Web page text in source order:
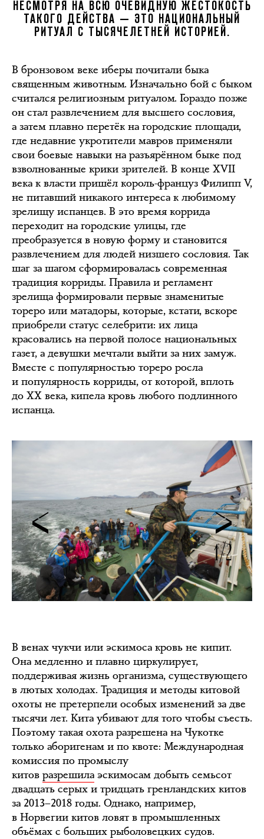
НЕСМОТРЯ НА ВСЮ ОЧЕВИДНУЮ ЖЕСТОКОСТЬ
ТАКОГО ДЕЙСТВА — ЭТО НАЦИОНАЛЬНЫЙ
РИТУАЛ С ТЫСЯЧЕЛЕТНЕЙ ИСТОРИЕЙ.
В бронзовом веке иберы почитали быка
священным животным. Изначально бой с быком
считался религиозным ритуалом. Гораздо позже
он стал развлечением для высшего сословия,
а затем плавно перетёк на городские площади,
где недавние укротители мавров применяли
свои боевые навыки на разъярённом быке под
взволнованные крики зрителей. В конце XVII
века к власти пришёл король-француз Филипп V,
не питавший никакого интереса к любимому
зрелищу испанцев. В это время коррида
переходит на городские улицы, где
преобразуется в новую форму и становится
развлечением для людей низшего сословия. Так
шаг за шагом сформировалась современная
традиция корриды. Правила и регламент
зрелища формировали первые знаменитые
тореро или матадоры, которые, кстати, вскоре
приобрели статус селебрити: их лица
красовались на первой полосе национальных
газет, а девушки мечтали выйти за них замуж.
Вместе с популярностью тореро росла
и популярность корриды, от которой, вплоть
до XX века, кипела кровь любого подлинного
испанца.
1/2
В венах чукчи или эскимоса кровь не кипит.
Она медленно и плавно циркулирует,
поддерживая жизнь организма, существующего
в лютых холодах. Традиция и методы китовой
охоты не претерпели особых изменений за две
тысячи лет. Кита убивают для того чтобы съесть.
Поэтому такая охота разрешена на Чукотке
только аборигенам и по квоте: Международная
комиссия по промыслу
китов разрешила эскимосам добыть семьсот
двадцать серых и тридцать гренландских китов
за 2013–2018 годы. Однако, например,
в Норвегии китов ловят в промышленных
объёмах с больших рыболовецких судов.